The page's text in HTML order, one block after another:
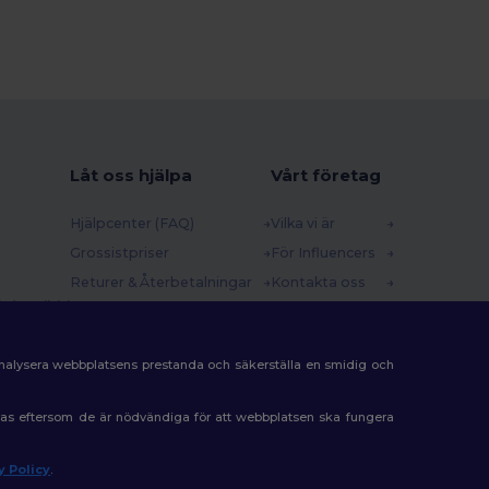
(english)
Låt oss hjälpa
Hjälpcenter (FAQ)
Grossistpriser
Returer & Återbetalningar
Rabattkoder
Vårt företag
Vilka vi är
För Influencers
Kontakta oss
webbplatsens prestanda och säkerställa en smidig och
eftersom de är nödvändiga för att webbplatsen ska fungera
Policy.